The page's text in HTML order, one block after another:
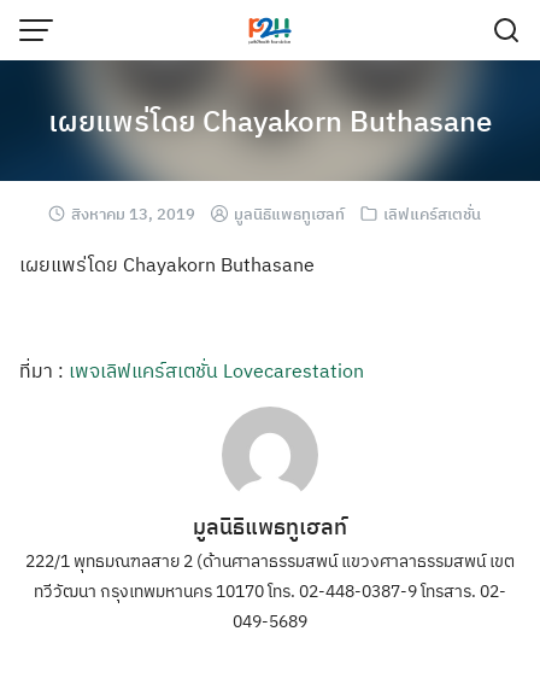
เผยแพร่โดย Chayakorn Buthasane
สิงหาคม 13, 2019 มูลนิธิแพธทูเฮลท์ เลิฟแคร์สเตชั่น
เผยแพร่โดย Chayakorn Buthasane
ที่มา : เพจเลิฟแคร์สเตชั่น Lovecarestation
มูลนิธิแพธทูเฮลท์
222/1 พุทธมณฑลสาย 2 (ด้านศาลาธรรมสพน์ แขวงศาลาธรรมสพน์ เขต
ทวีวัฒนา กรุงเทพมหานคร 10170 โทร. 02-448-0387-9 โทรสาร. 02-
049-5689